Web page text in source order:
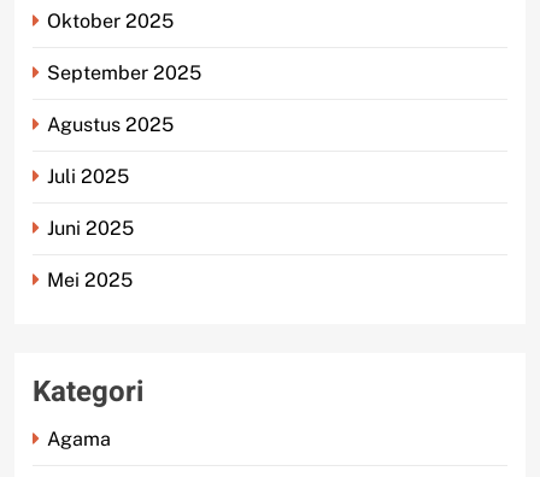
Oktober 2025
September 2025
Agustus 2025
Juli 2025
Juni 2025
Mei 2025
Kategori
Agama